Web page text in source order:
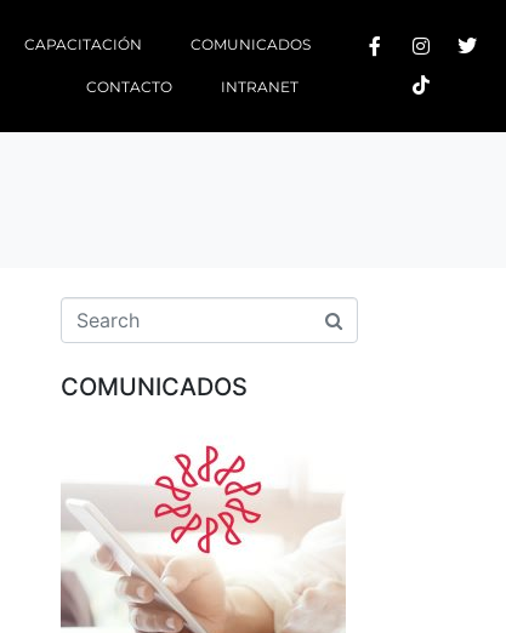
CAPACITACIÓN COMUNICADOS
CONTACTO INTRANET
COMUNICADOS